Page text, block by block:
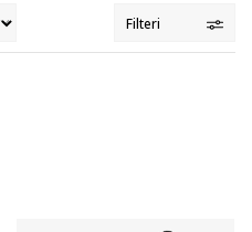
Filteri